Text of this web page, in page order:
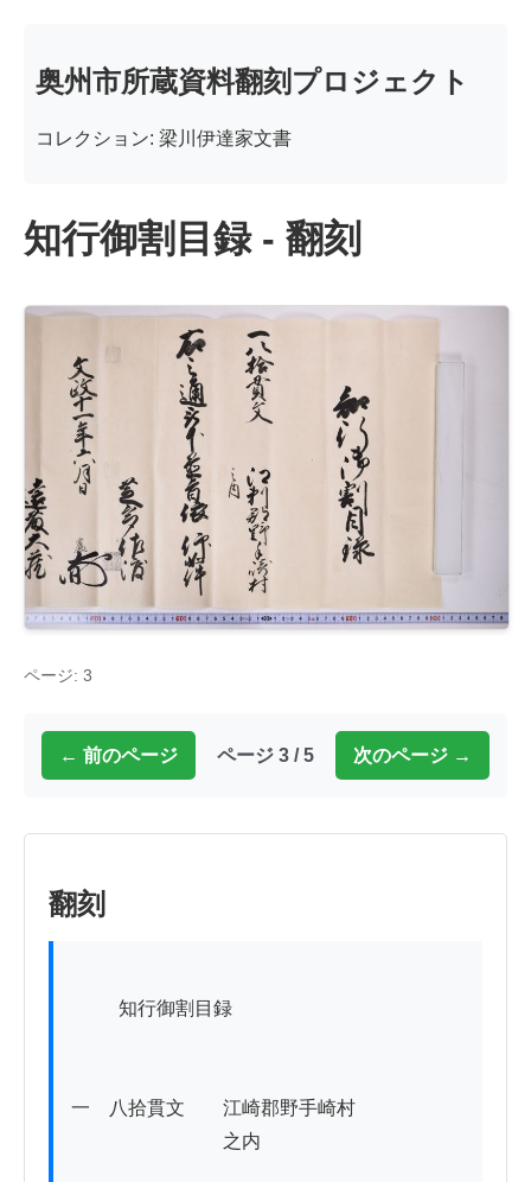
奥州市所蔵資料翻刻プロジェクト
コレクション: 梁川伊達家文書
知行御割目録 - 翻刻
ページ: 3
← 前のページ ページ 3 / 5 次のページ →
翻刻
一　八拾貫文　　江崎郡野手崎村
之内